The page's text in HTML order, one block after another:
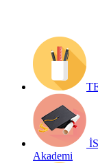
Akademi